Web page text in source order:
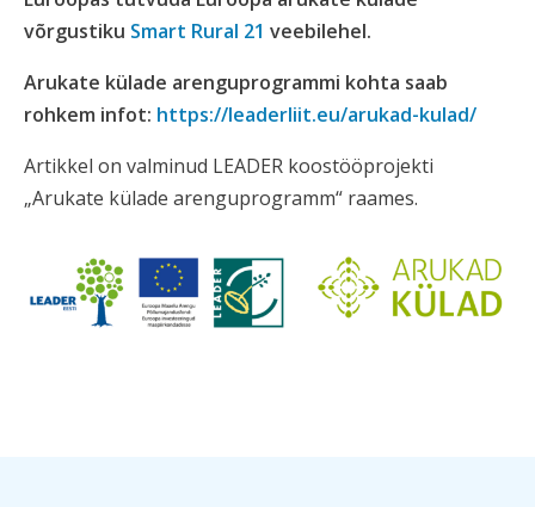
võrgustiku Smart Rural 21 veebilehel.
Arukate külade arenguprogrammi kohta saab
rohkem infot: https://leaderliit.eu/arukad-kulad/
Artikkel on valminud LEADER koostööprojekti
„Arukate külade arenguprogramm“ raames.